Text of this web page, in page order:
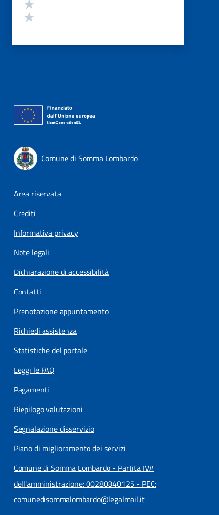
Comune di Somma Lombardo
Footer menu
Area riservata
Crediti
Informativa privacy
Note legali
Dichiarazione di accessibilità
Contatti
Prenotazione appuntamento
Richiedi assistenza
Statistiche del portale
Leggi le FAQ
Pagamenti
Riepilogo valutazioni
Segnalazione disservizio
Piano di miglioramento dei servizi
Comune di Somma Lombardo - Partita IVA
dell'amministrazione: 00280840125 - PEC:
comunedisommalombardo@legalmail.it